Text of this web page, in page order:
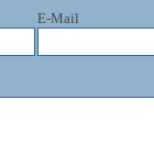
E-Mail